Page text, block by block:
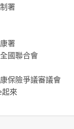
署
署
國聯合會
保險爭議審議會
來